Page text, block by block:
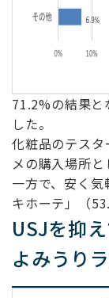
71.2%の結果と
した。
化粧品のテス
メの購入場所と
一方で、安く
キホーテ」（
USJを抑
よみうり